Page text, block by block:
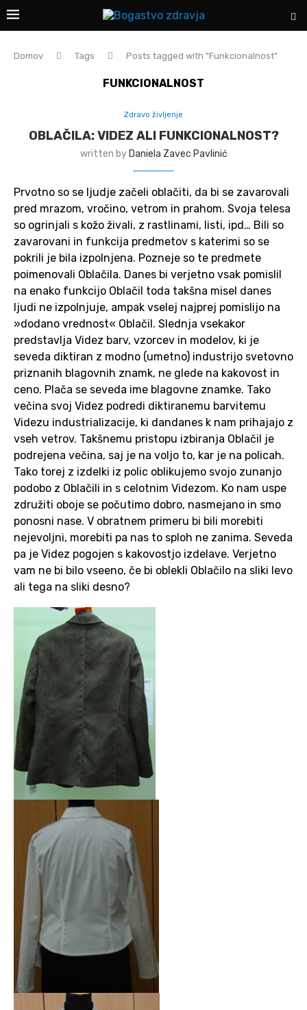
Domov Tags Posts tagged with "Funkcionalnost"
FUNKCIONALNOST
Zdravo življenje
OBLAČILA: VIDEZ ALI FUNKCIONALNOST?
written by Daniela Zavec Pavlinić
Prvotno so se ljudje začeli oblačiti, da bi se zavarovali
pred mrazom, vročino, vetrom in prahom. Svoja telesa
so ogrinjali s kožo živali, z rastlinami, listi, ipd… Bili so
zavarovani in funkcija predmetov s katerimi so se
pokrili je bila izpolnjena. Pozneje so te predmete
poimenovali Oblačila. Danes bi verjetno vsak pomislil
na enako funkcijo Oblačil toda takšna misel danes
ljudi ne izpolnjuje, ampak vselej najprej pomislijo na
»dodano vrednost« Oblačil. Slednja vsekakor
predstavlja Videz barv, vzorcev in modelov, ki je
seveda diktiran z modno (umetno) industrijo svetovno
priznanih blagovnih znamk, ne glede na kakovost in
ceno. Plača se seveda ime blagovne znamke. Tako
večina svoj Videz podredi diktiranemu barvitemu
Videzu industrializacije, ki dandanes k nam prihajajo z
vseh vetrov. Takšnemu pristopu izbiranja Oblačil je
podrejena večina, saj je na voljo to, kar je na policah.
Tako torej z izdelki iz polic oblikujemo svojo zunanjo
podobo z Oblačili in s celotnim Videzom. Ko nam uspe
združiti oboje se počutimo dobro, nasmejano in smo
ponosni nase. V obratnem primeru bi bili morebiti
nejevoljni, morebiti pa nas to sploh ne zanima. Seveda
pa je Videz pogojen s kakovostjo izdelave. Verjetno
vam ne bi bilo vseeno, če bi oblekli Oblačilo na sliki levo
ali tega na sliki desno?